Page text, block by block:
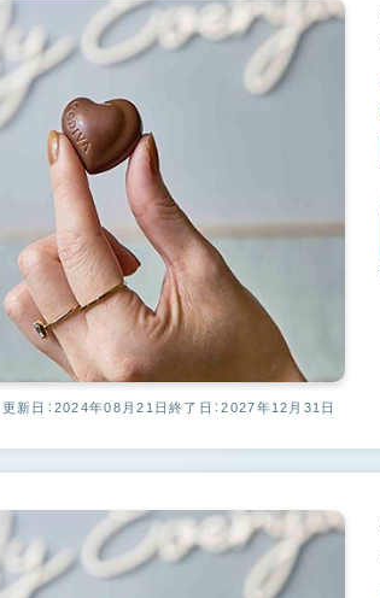
更新日：2024年08月21日終了日：2027年12月31日